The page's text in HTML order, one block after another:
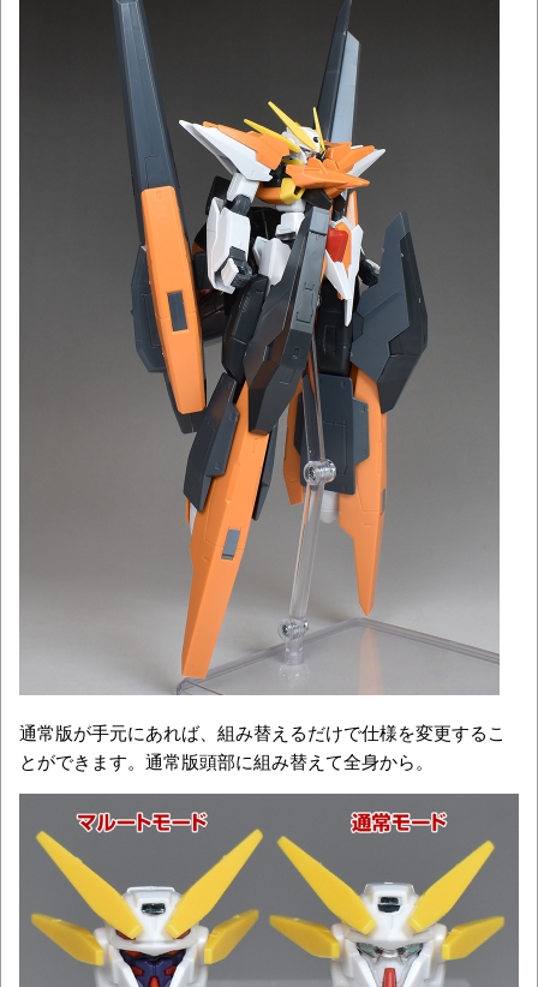
通常版が手元にあれば、組み替えるだけで仕様を変更するこ
とができます。通常版頭部に組み替えて全身から。